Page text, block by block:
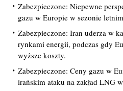
Zabezpieczone: Niepewne
gazu w Europie w sezonie
Zabezpieczone: Iran uderza w
rynkami energii, podczas gdy
wyższe koszty.
Zabezpieczone: Ceny gazu w
irańskim ataku na zakład LNG